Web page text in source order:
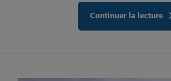
Continuer la lecture